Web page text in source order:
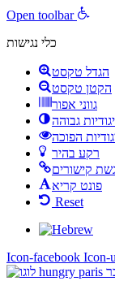
Open toolbar
כלי נגישות
הגדל טקסט
הקטן טקסט
גווני אפור
גבוהה
הפוכה
רקע בהיר
קישורים
פונט קריא
Reset
Icon-facebook Icon-